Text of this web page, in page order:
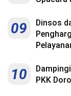
09
Dinsos
10
PKK